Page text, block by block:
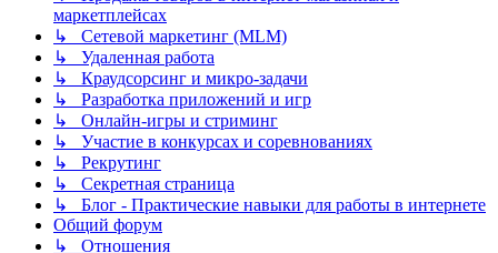
маркетплейсах
↳ Сетевой маркетинг (MLM)
↳ Удаленная работа
↳ Краудсорсинг и микро-задачи
↳ Разработка приложений и игр
↳ Онлайн-игры и стриминг
↳ Участие в конкурсах и соревнованиях
↳ Рекрутинг
↳ Секретная страница
↳ Блог - Практические навыки для работы в интернете
Общий форум
↳ Отношения